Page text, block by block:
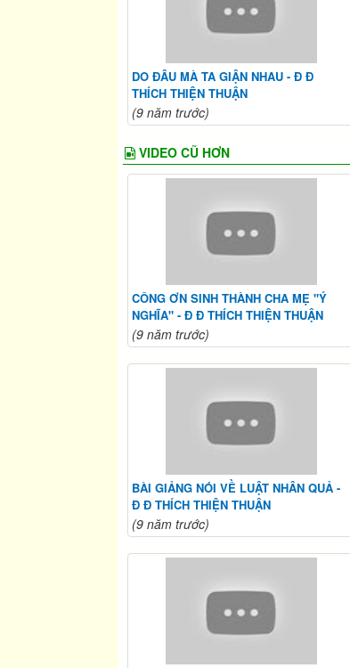
DO ĐÂU MÀ TA GIẬN NHAU - Đ Đ
THÍCH THIỆN THUẬN
(9 năm trước)
VIDEO CŨ HƠN
CÔNG ƠN SINH THÀNH CHA MẸ "Ý
NGHĨA" - Đ Đ THÍCH THIỆN THUẬN
(9 năm trước)
BÀI GIẢNG NÓI VỀ LUẬT NHÂN QUẢ -
Đ Đ THÍCH THIỆN THUẬN
(9 năm trước)